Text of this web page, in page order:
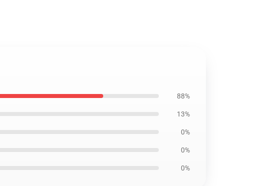
88%
13%
0%
0%
0%